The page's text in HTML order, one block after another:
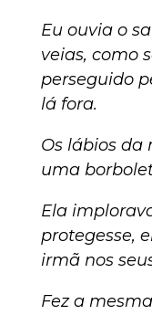
Eu ouvia o
veias, como
perseguido
lá fora.
Os lábios
uma
Ela
protegesse,
irmã nos
Fez a